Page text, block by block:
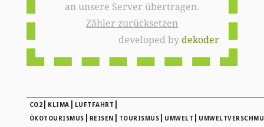
an unsere Server übertragen.
Zähler zurücksetzen
developed bydekoder
CO2 | KLIMA | LUFTFAHRT |
ÖKOTOURISMUS | REISEN | TOURISMUS | UMWELT |